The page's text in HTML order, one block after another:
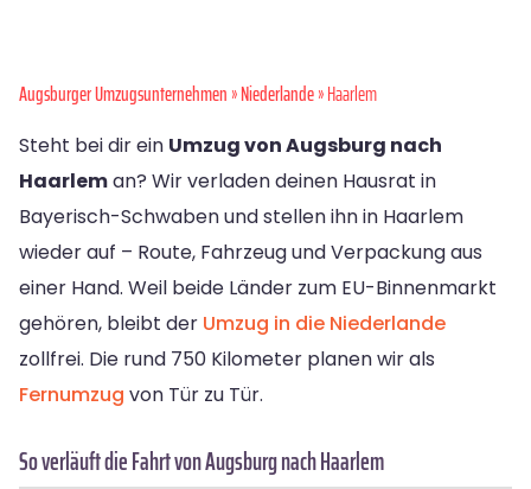
Augsburger Umzugsunternehmen»Niederlande» Haarlem
Steht bei dir ein Umzug von Augsburg nach
Haarleman? Wir verladen deinen Hausrat in
Bayerisch-Schwaben und stellen ihn in Haarlem
wieder auf – Route, Fahrzeug und Verpackung aus
einer Hand. Weil beide Länder zum EU-Binnenmarkt
gehören, bleibt der Umzug in die Niederlande
zollfrei. Die rund 750 Kilometer planen wir als
Fernumzug von Tür zu Tür.
So verläuft die Fahrt von Augsburg nach Haarlem